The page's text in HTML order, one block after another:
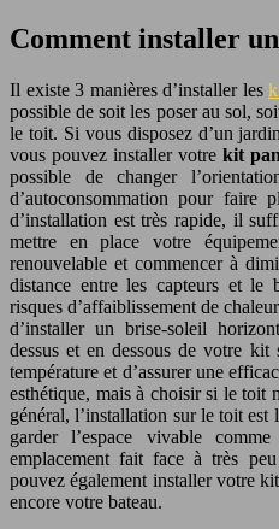
Comment installer
Il existe 3 manières d’installer les
possible de soit les poser au sol,
le toit. Si vous disposez d’un
vous pouvez installer votre kit
possible de changer
d’autoconsommation pour faire
d’installation est très rapide, il
mettre en place votre
renouvelable et commencer à
distance entre les capteurs et le
risques d’affaiblissement de
d’installer un brise-soleil
dessus et en dessous de votre kit
température et d’assurer une
esthétique, mais à choisir si le toit
général, l’installation sur le toit est
garder l’espace vivable
emplacement fait face à très
pouvez également installer votre
encore votre bateau.